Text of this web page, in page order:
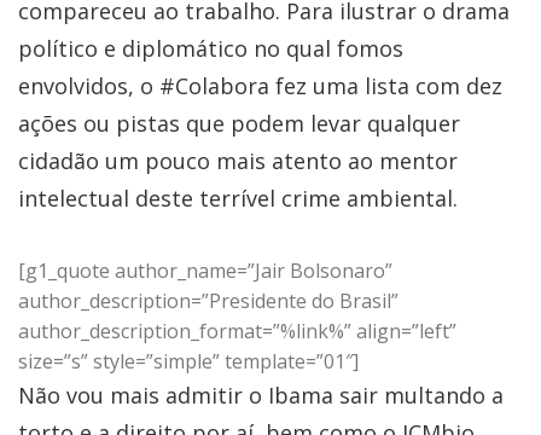
compareceu ao trabalho. Para ilustrar o drama
político e diplomático no qual fomos
envolvidos, o #Colabora fez uma lista com dez
ações ou pistas que podem levar qualquer
cidadão um pouco mais atento ao mentor
intelectual deste terrível crime ambiental.
[g1_quote author_name=”Jair Bolsonaro”
author_description=”Presidente do Brasil”
author_description_format=”%link%” align=”left”
size=”s” style=”simple” template=”01″]
Não vou mais admitir o Ibama sair multando a